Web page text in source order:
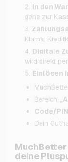
In den
gehe zur
Klarna,
Digitale
wird direkt
Einlösen
Bereich
Code/PIN
Dein
MuchBetter
deine